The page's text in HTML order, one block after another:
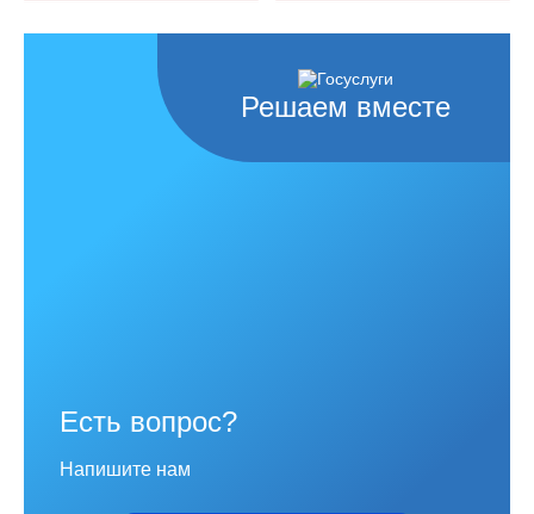
Решаем вместе
Есть вопрос?
Напишите нам